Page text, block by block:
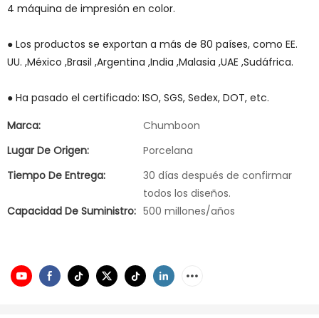
4 máquina de impresión en color.
● Los productos se exportan a más de 80 países, como EE.
UU. ,México ,Brasil ,Argentina ,India ,Malasia ,UAE ,Sudáfrica.
● Ha pasado el certificado: ISO, SGS, Sedex, DOT, etc.
Marca:
Chumboon
Lugar De Origen:
Porcelana
Tiempo De Entrega:
30 días después de confirmar
todos los diseños.
Capacidad De Suministro: 500 millones/años